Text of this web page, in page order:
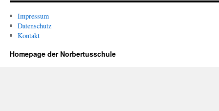
Impressum
Datenschutz
Kontakt
Homepage der Norbertusschule